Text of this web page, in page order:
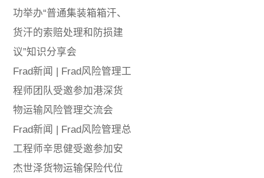
功举办“普通集装箱箱汗、
货汗的索赔处理和防损建
议”知识分享会
Frad新闻 | Frad风险管理工
程师团队受邀参加港深货
物运输风险管理交流会
Frad新闻 | Frad风险管理总
工程师辛思健受邀参加安
杰世泽货物运输保险代位